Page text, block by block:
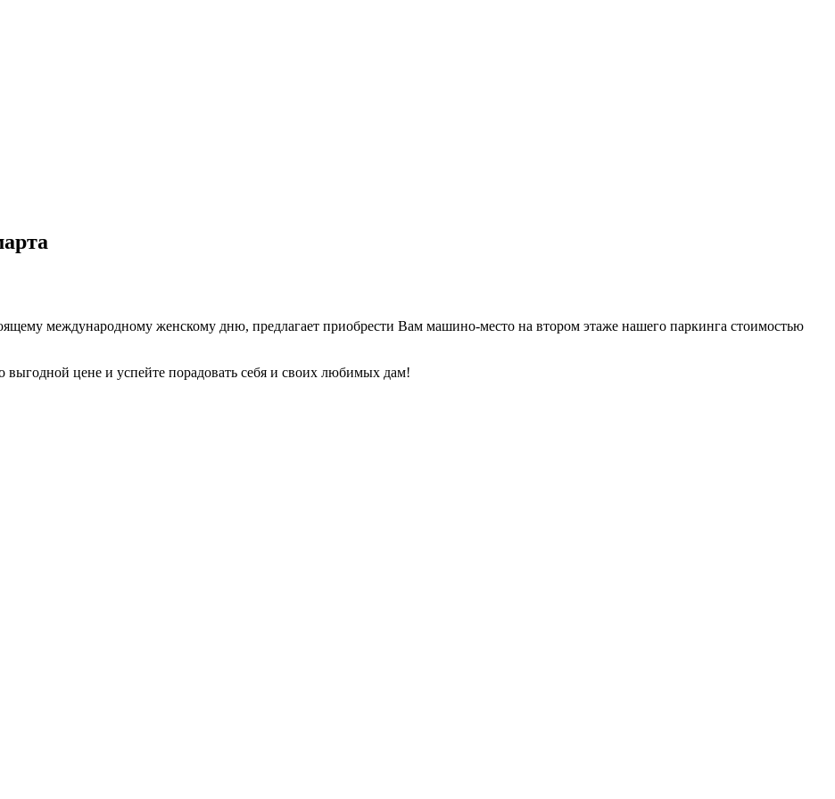
международному женскому дню, предлагает приобрести Вам машино-место на втором этаже нашего паркинга стоимостью
цене и успейте порадовать себя и своих любимых дам!